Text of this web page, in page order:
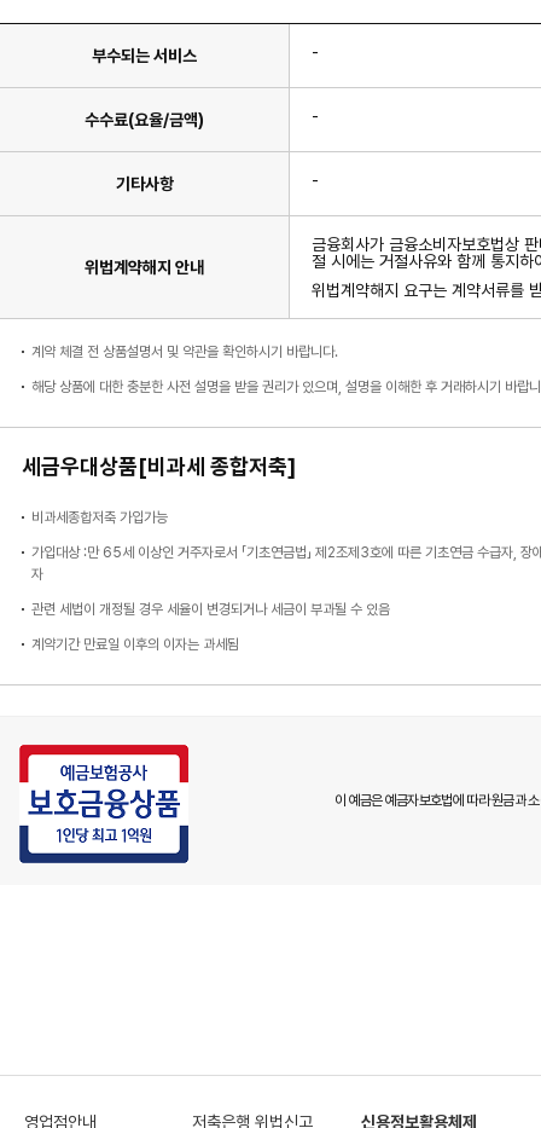
부수되는 서비스 -
수수료(요율/금액) -
기타사항 -
위법계약해지 안내
금융회사가 금융소비자보호법상
절 시에는 거절사유와 함께 통지하
위법계약해지 요구는 계약서류를
계약 체결 전 상품설명서 및 약관을 확인하시기 바랍니다.
해당 상품에 대한 충분한 사전 설명을 받을 권리가 있으며, 설명을 이해한 후 거래하시기 바랍
세금우대상품[비과세 종합저축]
비과세종합저축 가입가능
가입대상 :만 65세 이상인 거주자로서 「기초연금법」 제2조제3호에 따른 기초연금 수급자,
자
관련 세법이 개정될 경우 세율이 변경되거나 세금이 부과될 수 있음
계약기간 만료일 이후의 이자는 과세됨
이 예금은 예금자보호법에 따라 원금과
영업점안내 저축은행 위법신고 신용정보활용체제